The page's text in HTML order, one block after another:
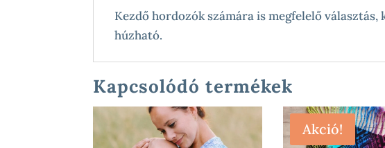
Kezdő hordozók számára is megfelelő
húzható.
Kapcsolódó termékek
Akció!